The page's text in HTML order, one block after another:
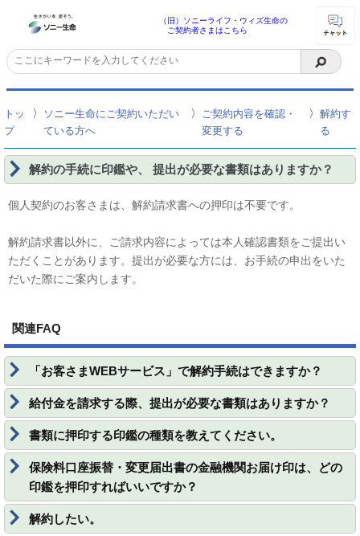
（旧）ソニーライフ・ウィズ生命の
ご契約者さまはこちら
トッ
プ
〉
ソニー生命にご契約いただい
ている方へ
〉
ご契約内容を確認・
変更する
〉解約す
る
解約の手続に印鑑や、 提出が必要な書類はありますか？
個人契約のお客さまは、解約請求書への押印は不要です。
解約請求書以外に、ご請求内容によっては本人確認書類をご提出い
ただくことがあります。提出が必要な方には、お手続の申出をいた
だいた際にご案内します。
関連FAQ
「お客さまWEBサービス」で解約手続はできますか？
給付金を請求する際、提出が必要な書類はありますか？
書類に押印する印鑑の種類を教えてください。
保険料口座振替・変更届出書の金融機関お届け印は、どの
印鑑を押印すればいいですか？
解約したい。